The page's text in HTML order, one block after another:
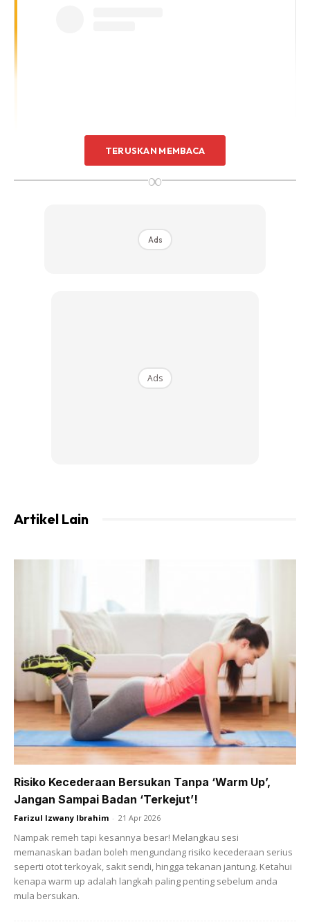
View this post on Instagram
Cantik Macam Aktress Bollywood, Ini Bahan
Semulajadi Yang Diamalkan Dalam Rutin Kecantikan
Menurutnya juga petua cantik ini dikongsi oleh ibunyanya
sendiri yang mengajar cara menjaga wajah menggunakan
buah-buahan dan beras saja.
“Saya hanya amalkan petua yang diajar oleh Mama. Salah
asli.
“Bila muka nampak kusam dan badan penat sangat, sapu
kisaran tomato dan yogurt ini dekat muka untuk dijadikan
sebagai mask. Petua ini bagus untuk jeragat sebab Mama
memang ada masalah jeragat yang banyak.
TERUSKAN MEMBACA
∞
Ads
Ads
Artikel Lain
Risiko Kecederaan Bersukan Tanpa ‘Warm Up’,
Jangan Sampai Badan ‘Terkejut’!
Farizul Izwany Ibrahim - 21 Apr 2026
Nampak remeh tapi kesannya besar! Melangkau sesi
memanaskan badan boleh mengundang risiko kecederaan serius
seperti otot terkoyak, sakit sendi, hingga tekanan jantung. Ketahui
kenapa warm up adalah langkah paling penting sebelum anda
mula bersukan.